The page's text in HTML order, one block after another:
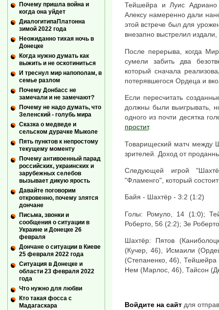
Тейшейра и Луис
Алексу намеренно дали
этой встрече был для
внезапно выстрелил
После перерыва, когда
сумели забить два
который сначала
потерявшегося Ордеца и
Если пересчитать
должны были выигрывать,
одного из почти десятка
простит.
Товарищеский матч между
зрителей. Доход от
Следующей игрой
"Фламенго", который
Байя - Шахтёр - 3:2 (1:2)
Голы: Ромуло, 14 (1:0);
Роберто, 56 (2:2); Зе
Шахтёр: Пятов
(Кучер, 46), Исмаили
(Степаненко, 46),
Нем (Марлос, 46), Тайсон
Войдите на сайт для
Почему пришла война и
когда она уйдет
ДиалогитипаПлатонна
зимой 2022 года
Неожиданно тихая ночь в
Донецке
Когда нужно думать как
выжить и не оскотиниться
И треснул мир напополам, в
семье разлом
Почему Донбасс не
замечали и не замечают?
Почему не надо думать, что
Зеленский - голубь мира
Сказка о медведе и
сельском дурачке Мыколе
Пять пунктов к непростому
текущему моменту
Почему антивоенный парад
российских, украинских и
зарубежных селебов
вызывает дикую ярость
Давайте поговорим
откровенно, почему злятся
дончане
Письма, звонки и
сообщения о ситуации в
Украине и Донецке 26
февраля
Дончане о ситуации в Киеве
25 февраля 2022 года
Ситуация в Донецке и
области 23 февраля 2022
года
Что нужно для любви
Кто такая фосса с
Мадагаскара